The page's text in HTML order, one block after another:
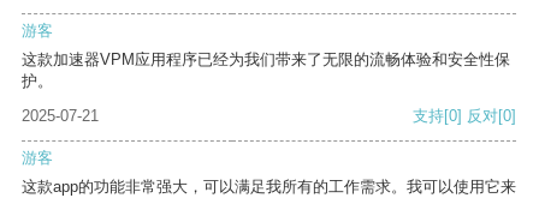
游客
这款加速器VPM应用程序已经为我们带来了无限的流畅体验和安全性保
护。
2025-07-21
支持[0] 反对[0]
游客
这款app的功能非常强大，可以满足我所有的工作需求。我可以使用它来